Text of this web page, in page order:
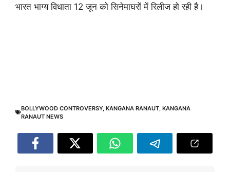
भारत भाग्य विधाता 12 जून को सिनेमाघरों में रिलीज हो रही है।
BOLLYWOOD CONTROVERSY, KANGANA RANAUT KANGANA
RANAUT NEWS